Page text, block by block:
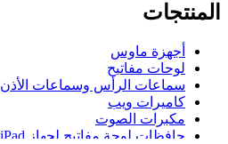
المنتجات
أجهزة ماوس
لوحات مفاتيح
سماعات الرأس وسماعات الأذن
كاميرات ويب
مكبرات الصوت
حافظات لوحة مفاتيح لجهاز iPad